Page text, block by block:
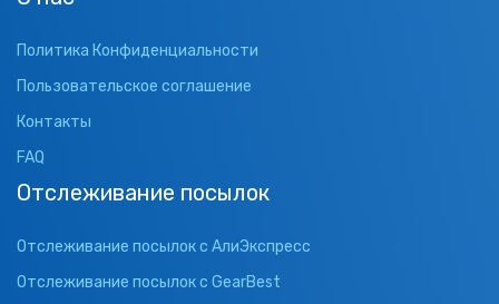
Политика Конфиденциальности
Пользовательское соглашение
Контакты
FAQ
Отслеживание посылок
Отслеживание посылок с АлиЭкспресс
Отслеживание посылок с GearBest